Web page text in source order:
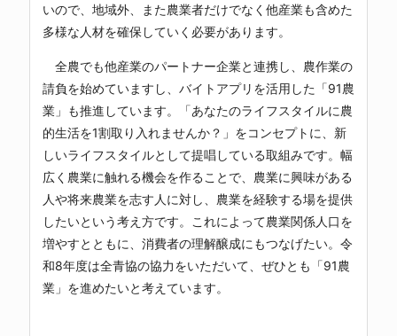
いので、地域外、また農業者だけでなく他産業も含めた
多様な人材を確保していく必要があります。
全農でも他産業のパートナー企業と連携し、農作業の
請負を始めていますし、バイトアプリを活用した「91農
業」も推進しています。「あなたのライフスタイルに農
的生活を1割取り入れませんか？」をコンセプトに、新
しいライフスタイルとして提唱している取組みです。幅
広く農業に触れる機会を作ることで、農業に興味がある
人や将来農業を志す人に対し、農業を経験する場を提供
したいという考え方です。これによって農業関係人口を
増やすとともに、消費者の理解醸成にもつなげたい。令
和8年度は全青協の協力をいただいて、ぜひとも「91農
業」を進めたいと考えています。